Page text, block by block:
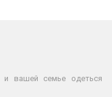
вашей семье одеться